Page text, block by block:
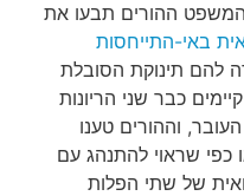
ההורים תבעו את
באי-התייחסות
להם תינוקת הסובלת
כבר שני הריונות
וההורים טענו
שראוי להתנהג עם
של שתי הפלות